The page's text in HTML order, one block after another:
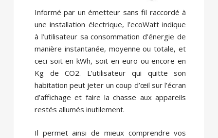
Informé par un émetteur sans fil raccordé à
une installation électrique, l’ecoWatt indique
à l’utilisateur sa consommation d’énergie de
manière instantanée, moyenne ou totale, et
ceci soit en kWh, soit en euro ou encore en
Kg de CO2. L’utilisateur qui quitte son
habitation peut jeter un coup d’œil sur l’écran
d’affichage et faire la chasse aux appareils
restés allumés inutilement.
Il permet ainsi de mieux comprendre vos